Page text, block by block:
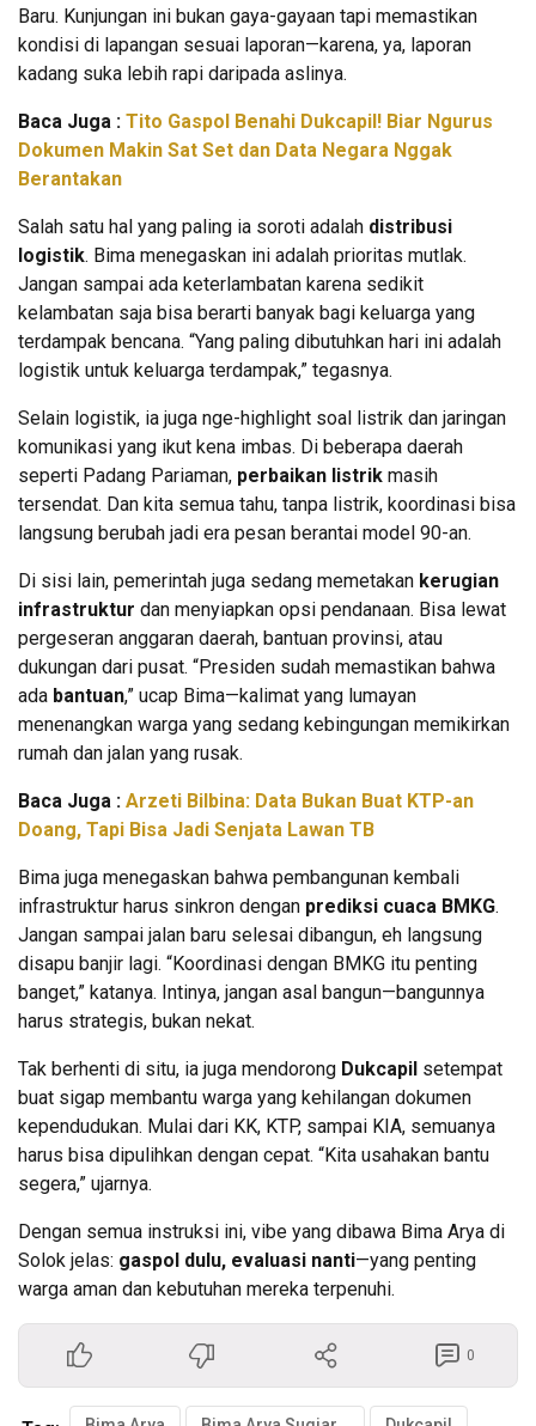
Baru. Kunjungan ini bukan gaya-gayaan tapi memastikan
kondisi di lapangan sesuai laporan—karena, ya, laporan
kadang suka lebih rapi daripada aslinya.
Baca Juga : Tito Gaspol Benahi Dukcapil! Biar Ngurus
Dokumen Makin Sat Set dan Data Negara Nggak
Berantakan
Salah satu hal yang paling ia soroti adalah distribusi
logistik. Bima menegaskan ini adalah prioritas mutlak.
Jangan sampai ada keterlambatan karena sedikit
kelambatan saja bisa berarti banyak bagi keluarga yang
terdampak bencana. “Yang paling dibutuhkan hari ini adalah
logistik untuk keluarga terdampak,” tegasnya.
Selain logistik, ia juga nge-highlight soal listrik dan jaringan
komunikasi yang ikut kena imbas. Di beberapa daerah
seperti Padang Pariaman, perbaikan listrik masih
tersendat. Dan kita semua tahu, tanpa listrik, koordinasi bisa
langsung berubah jadi era pesan berantai model 90-an.
Di sisi lain, pemerintah juga sedang memetakan kerugian
infrastruktur dan menyiapkan opsi pendanaan. Bisa lewat
pergeseran anggaran daerah, bantuan provinsi, atau
dukungan dari pusat. “Presiden sudah memastikan bahwa
ada bantuan,” ucap Bima—kalimat yang lumayan
menenangkan warga yang sedang kebingungan memikirkan
rumah dan jalan yang rusak.
Baca Juga : Arzeti Bilbina: Data Bukan Buat KTP-an
Doang, Tapi Bisa Jadi Senjata Lawan TB
Bima juga menegaskan bahwa pembangunan kembali
infrastruktur harus sinkron dengan prediksi cuaca BMKG.
Jangan sampai jalan baru selesai dibangun, eh langsung
disapu banjir lagi. “Koordinasi dengan BMKG itu penting
banget,” katanya. Intinya, jangan asal bangun—bangunnya
harus strategis, bukan nekat.
Tak berhenti di situ, ia juga mendorong Dukcapil setempat
buat sigap membantu warga yang kehilangan dokumen
kependudukan. Mulai dari KK, KTP, sampai KIA, semuanya
harus bisa dipulihkan dengan cepat. “Kita usahakan bantu
segera,” ujarnya.
Dengan semua instruksi ini, vibe yang dibawa Bima Arya di
Solok jelas: gaspol dulu, evaluasi nanti—yang penting
warga aman dan kebutuhan mereka terpenuhi.
0